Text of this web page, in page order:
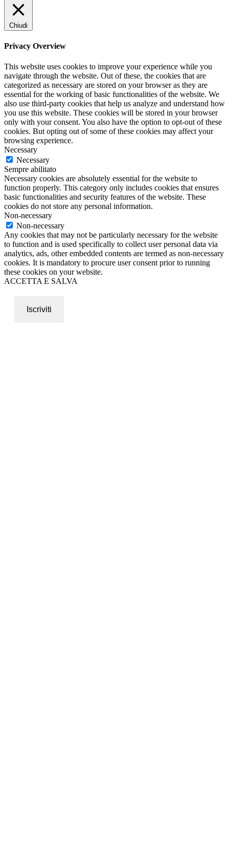
Chiudi
Privacy Overview
This website uses cookies to improve your experience while you
navigate through the website. Out of these, the cookies that are
categorized as necessary are stored on your browser as they are
essential for the working of basic functionalities of the website. We
also use third-party cookies that help us analyze and understand how
you use this website. These cookies will be stored in your browser
only with your consent. You also have the option to opt-out of these
cookies. But opting out of some of these cookies may affect your
browsing experience.
Necessary
Necessary
Sempre abilitato
Necessary cookies are absolutely essential for the website to
function properly. This category only includes cookies that ensures
basic functionalities and security features of the website. These
cookies do not store any personal information.
Non-necessary
Non-necessary
Any cookies that may not be particularly necessary for the website
to function and is used specifically to collect user personal data via
analytics, ads, other embedded contents are termed as non-necessary
cookies. It is mandatory to procure user consent prior to running
these cookies on your website.
ACCETTA E SALVA
Iscriviti